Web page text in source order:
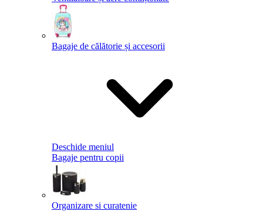
Bagaje de călătorie și accesorii
Deschide meniul
Bagaje pentru copii
Organizare si curatenie